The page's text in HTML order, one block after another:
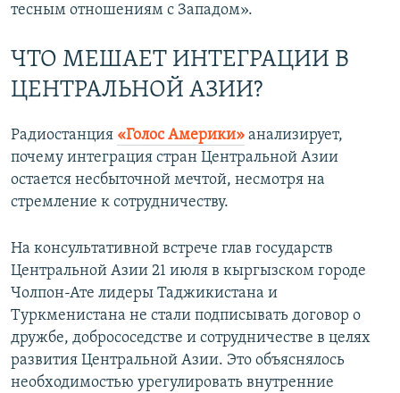
тесным отношениям с Западом».
ЧТО МЕШАЕТ ИНТЕГРАЦИИ В
ЦЕНТРАЛЬНОЙ АЗИИ?
Радиостанция «Голос Америки» анализирует,
почему интеграция стран Центральной Азии
остается несбыточной мечтой, несмотря на
стремление к сотрудничеству.
На консультативной встрече глав государств
Центральной Азии 21 июля в кыргызском городе
Чолпон-Ате лидеры Таджикистана и
Туркменистана не стали подписывать договор о
дружбе, добрососедстве и сотрудничестве в целях
развития Центральной Азии. Это объяснялось
необходимостью урегулировать внутренние